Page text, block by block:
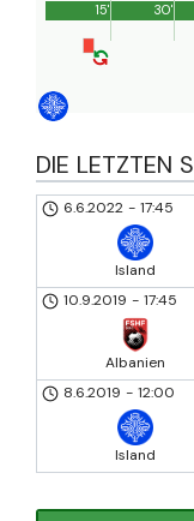
15' 30'
DIE LETZTEN
6.6.2022 - 17:45
Island
10.9.2019 - 17:45
Albanien
8.6.2019 - 12:00
Island